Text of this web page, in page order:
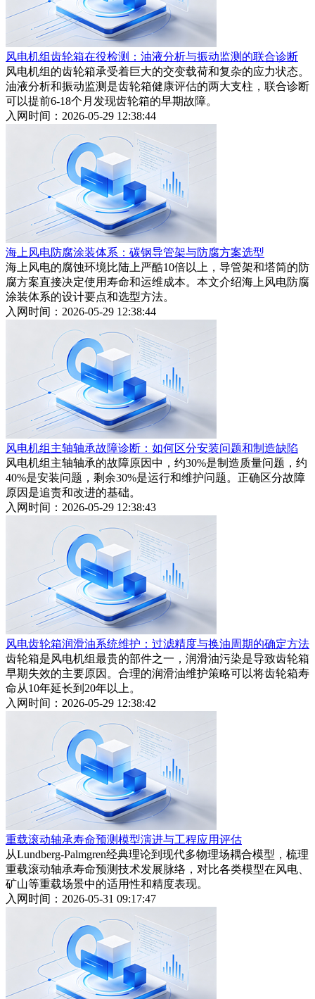
风电机组齿轮箱在役检测：油液分析与振动监测的联合诊断
风电机组的齿轮箱承受着巨大的交变载荷和复杂的应力状态。
油液分析和振动监测是齿轮箱健康评估的两大支柱，联合诊断
可以提前6-18个月发现齿轮箱的早期故障。
入网时间：2026-05-29 12:38:44
海上风电防腐涂装体系：碳钢导管架与防腐方案选型
海上风电的腐蚀环境比陆上严酷10倍以上，导管架和塔筒的防
腐方案直接决定使用寿命和运维成本。本文介绍海上风电防腐
涂装体系的设计要点和选型方法。
入网时间：2026-05-29 12:38:44
风电机组主轴轴承故障诊断：如何区分安装问题和制造缺陷
风电机组主轴轴承的故障原因中，约30%是制造质量问题，约
40%是安装问题，剩余30%是运行和维护问题。正确区分故障
原因是追责和改进的基础。
入网时间：2026-05-29 12:38:43
风电齿轮箱润滑油系统维护：过滤精度与换油周期的确定方法
齿轮箱是风电机组最贵的部件之一，润滑油污染是导致齿轮箱
早期失效的主要原因。合理的润滑油维护策略可以将齿轮箱寿
命从10年延长到20年以上。
入网时间：2026-05-29 12:38:42
重载滚动轴承寿命预测模型演进与工程应用评估
从Lundberg-Palmgren经典理论到现代多物理场耦合模型，梳理
重载滚动轴承寿命预测技术发展脉络，对比各类模型在风电、
矿山等重载场景中的适用性和精度表现。
入网时间：2026-05-31 09:17:47